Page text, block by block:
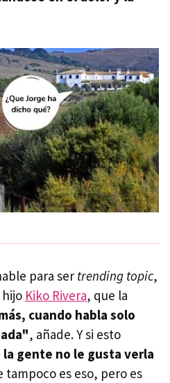
para ser trending topic,
hijo Kiko Rivera, que la
cuando habla solo
, añade. Y si esto
la gente no le gusta verla
tampoco es eso, pero es